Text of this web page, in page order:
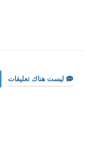
ليست هناك تعليقات